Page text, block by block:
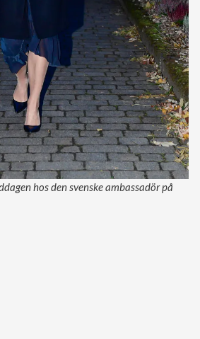
hos den svenske ambassadör på